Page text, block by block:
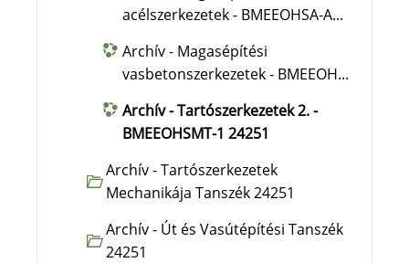
acélszerkezetek - BMEEOHSA-A...
Archív - Magasépítési
vasbetonszerkezetek - BMEEOH...
Archív - Tartószerkezetek 2. -
BMEEOHSMT-1 24251
Archív - Tartószerkezetek
Mechanikája Tanszék 24251
Archív - Út és Vasútépítési Tanszék
24251